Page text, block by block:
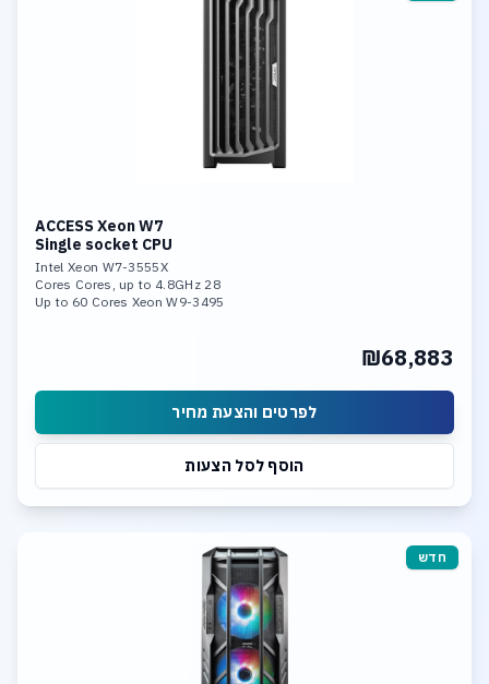
ACCESS Xeon W7
Single socket CPU
Intel Xeon W7-3555X
28 Cores Cores, up to 4.8GHz
Up to 60 Cores Xeon W9-3495
₪68,883
לפרטים והצעת מחיר
הוסף לסל הצעות
חדש